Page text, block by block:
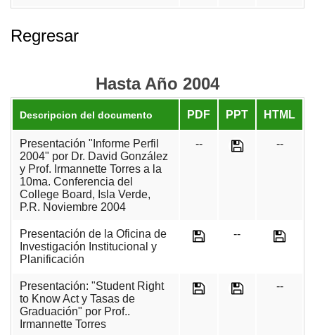
Regresar
Hasta Año 2004
Descripcion del documento PDF PPT HTML
Presentación "Informe Perfil
2004" por Dr. David González
y Prof. Irmannette Torres a la
10ma. Conferencia del
College Board, Isla Verde,
P.R. Noviembre 2004
-- --
Presentación de la Oficina de
Investigación Institucional y
Planificación
--
Presentación: "Student Right
to Know Act y Tasas de
Graduación" por Prof..
Irmannette Torres
--